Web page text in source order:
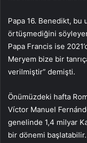
Papa 16. Benedikt, bu
örtüşmediğini
Papa Francis ise
Meryem bize bir
verilmiştir” demişti.
Önümüzdeki hafta
Víctor Manuel
genelinde 1,4 milyar
bir dönemi başlatabilir.